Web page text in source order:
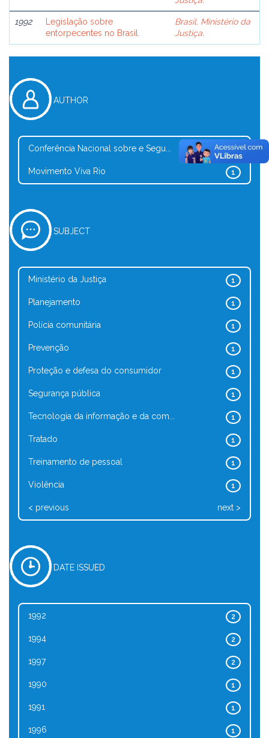
1992
Legislação sobre
entorpecentes no Brasil.
Brasil. Ministério da
Justiça.
AUTHOR
1
Conferência Nacional sobre e Segu...
1
Movimento Viva Rio
SUBJECT
1
Ministério da Justiça
1
Planejamento
1
Polícia comunitária
1
Prevenção
1
Proteção e defesa do consumidor
1
Segurança pública
1
Tecnologia da informação e da com...
1
Tratado
1
Treinamento de pessoal
1
Violência
< previous next >
DATE ISSUED
2
1992
2
1994
2
1997
1
1990
1
1991
1
1996